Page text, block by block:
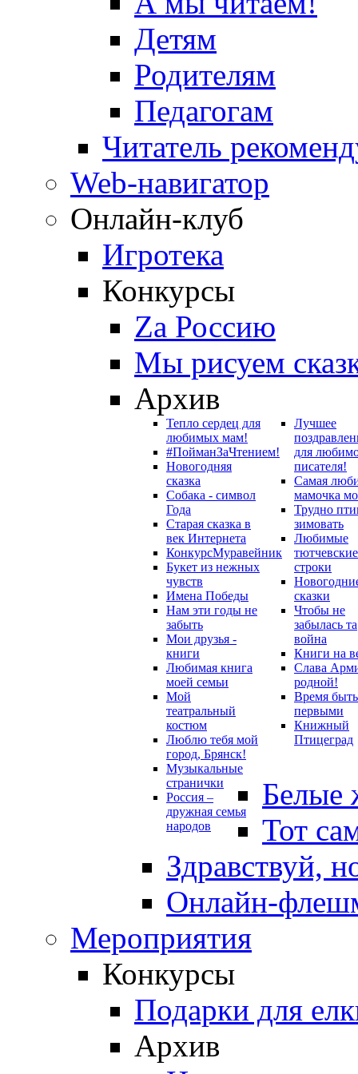
Детям
Родителям
Педагогам
Читатель
Web-навигатор
Онлайн-клуб
Игротека
Конкурсы
Zа Россию
Мы рисуем
Архив
Тепло сердец для
любимых мам!
#ПойманЗаЧтением!
Новогодняя
сказка
Собака - символ
Года
Старая сказка в
век Интернета
КонкурсМуравейник
Букет из нежных
чувств
Имена Победы
Нам эти годы не
забыть
Мои друзья -
книги
Любимая книга
моей семьи
Мой
театральный
костюм
Люблю тебя мой
город, Брянск!
Музыкальные
странички
Россия –
дружная семья
народов
Лучшее
для
писателя!
Самая
мамочка
Трудно
зимовать
Любимые
тютчевские
строки
сказки
Чтобы не
забылась та
война
Книги на
Слава
родной!
Время быть
первыми
Книжный
Птицеград
Белые
Тот
Здравствуй,
Онлайн-
Мероприятия
Конкурсы
Подарки для
Архив